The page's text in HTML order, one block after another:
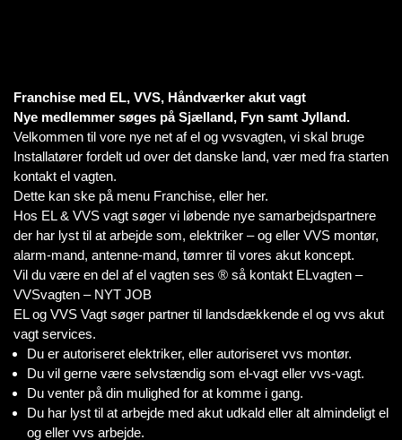
Franchise med EL, VVS, Håndværker akut vagt
Nye medlemmer søges på Sjælland, Fyn samt Jylland.
Velkommen til vore nye net af el og vvsvagten, vi skal bruge
Installatører fordelt ud over det danske land, vær med fra starten
kontakt el vagten.
Dette kan ske på menu Franchise, eller her.
Hos EL & VVS vagt søger vi løbende nye samarbejdspartnere
der har lyst til at arbejde som, elektriker – og eller VVS montør,
alarm-mand, antenne-mand, tømrer til vores akut koncept.
Vil du være en del af el vagten ses ® så kontakt ELvagten –
VVSvagten – NYT JOB
EL og VVS Vagt søger partner til landsdækkende el og vvs akut
vagt services.
Du er autoriseret elektriker, eller autoriseret vvs montør.
Du vil gerne være selvstændig som el-vagt eller vvs-vagt.
Du venter på din mulighed for at komme i gang.
Du har lyst til at arbejde med akut udkald eller alt almindeligt el
og eller vvs arbejde.